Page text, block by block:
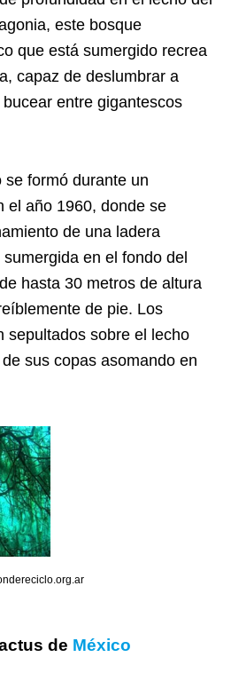
este bosque
que está sumergido recrea
capaz de deslumbrar a
entre gigantescos
formó durante un
el año 1960, donde se
de una ladera
en el fondo del
hasta 30 metros de altura
de pie. Los
sepultados sobre el lecho
sus copas asomando en
de México